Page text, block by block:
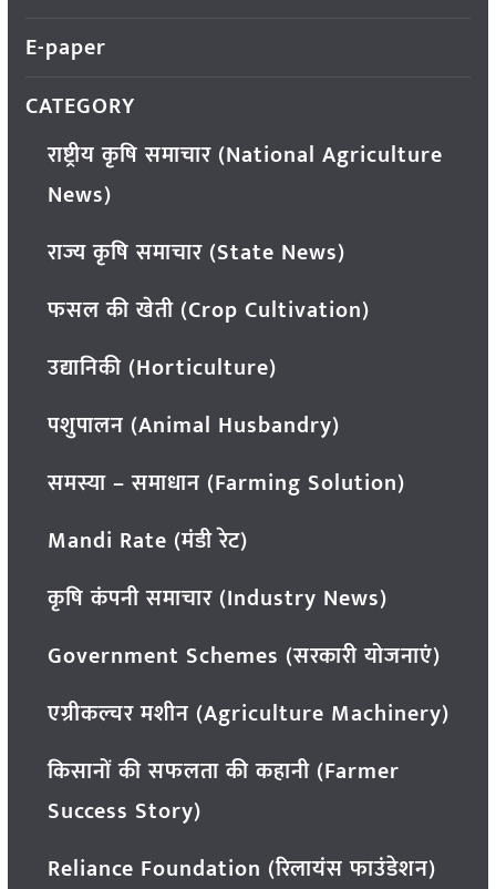
E-paper
CATEGORY
राष्ट्रीय कृषि समाचार (National Agriculture
News)
राज्य कृषि समाचार (State News)
फसल की खेती (Crop Cultivation)
उद्यानिकी (Horticulture)
पशुपालन (Animal Husbandry)
समस्या – समाधान (Farming Solution)
Mandi Rate (मंडी रेट)
कृषि कंपनी समाचार (Industry News)
Government Schemes (सरकारी योजनाएं)
एग्रीकल्चर मशीन (Agriculture Machinery)
किसानों की सफलता की कहानी (Farmer
Success Story)
Reliance Foundation (रिलायंस फाउंडेशन)